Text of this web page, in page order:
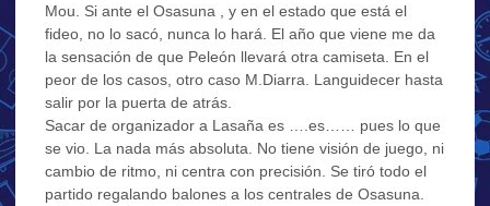
Mou. Si ante el Osasuna , y en el estado que está el
fideo, no lo sacó, nunca lo hará. El año que viene me da
la sensación de que Peleón llevará otra camiseta. En el
peor de los casos, otro caso M.Diarra. Languidecer hasta
salir por la puerta de atrás.
Sacar de organizador a Lasaña es ….es…… pues lo que
se vio. La nada más absoluta. No tiene visión de juego, ni
cambio de ritmo, ni centra con precisión. Se tiró todo el
partido regalando balones a los centrales de Osasuna.